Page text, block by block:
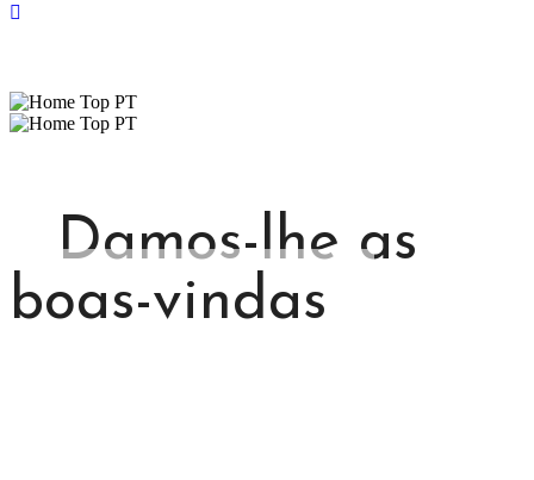
Damos-lhe as
boas-vindas